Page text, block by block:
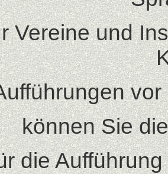
Vereine und
können Sie
die